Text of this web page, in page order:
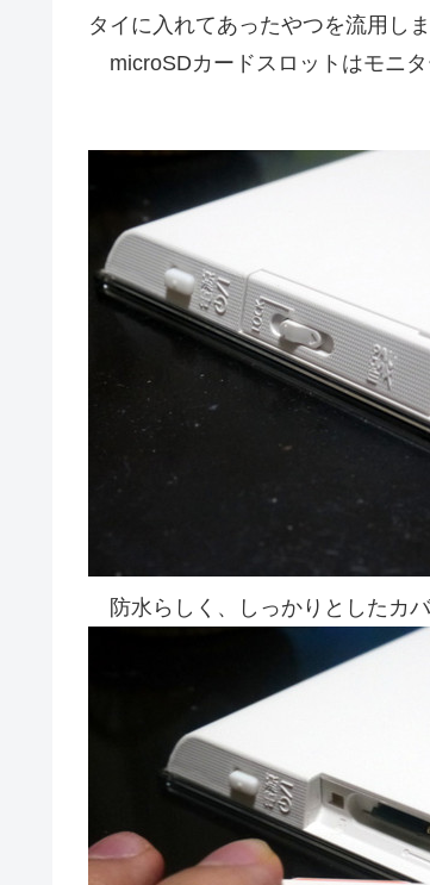
タイに入れてあったやつを流用しま
microSDカードスロットはモニタ
防水らしく、しっかりとしたカ